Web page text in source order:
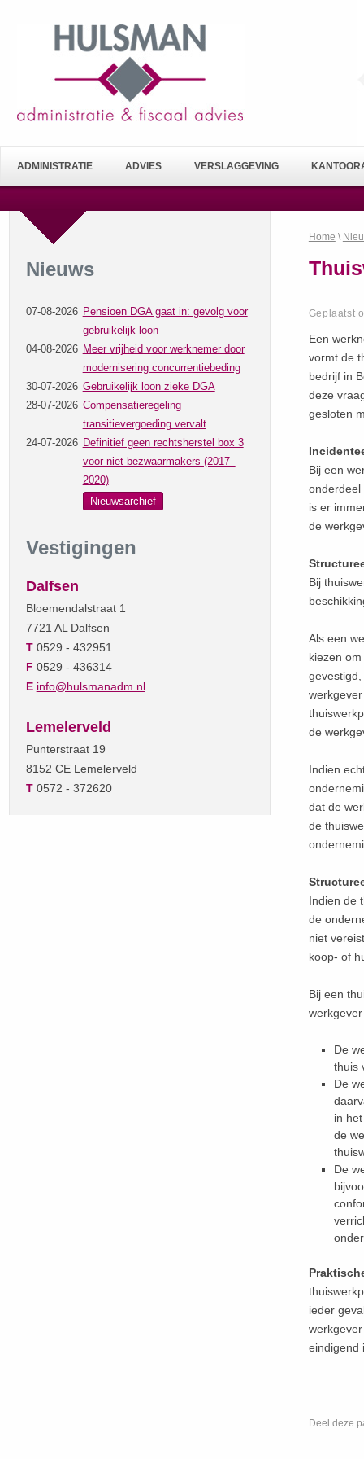
ADMINISTRATIE ADVIES VERSLAGGEVING
Nieuws
07-08-2026 Pensioen DGA gaat in: gevolg voor
gebruikelijk loon
04-08-2026 Meer vrijheid voor werknemer door
modernisering concurrentiebeding
30-07-2026 Gebruikelijk loon zieke DGA
28-07-2026 Compensatieregeling
transitievergoeding vervalt
24-07-2026 Definitief geen rechtsherstel box 3
voor niet-bezwaarmakers (2017–
2020)
Nieuwsarchief
Vestigingen
Dalfsen
Bloemendalstraat 1
7721 AL Dalfsen
T0529 - 432951
F 0529 - 436314
E info@hulsmanadm.nl
Lemelerveld
Punterstraat 19
8152 CE Lemelerveld
T0572 - 372620
Home \
Geplaatst
Een
vormt de
bedrijf in
deze
gesloten
Bij een
onderdeel
is er
de
Bij
Als een
kiezen
de
Indien
dat de
de
Indien de
de
niet
koop- of
Bij een
De
thuis
De
in
de
De
ieder
eindigend
Deel deze